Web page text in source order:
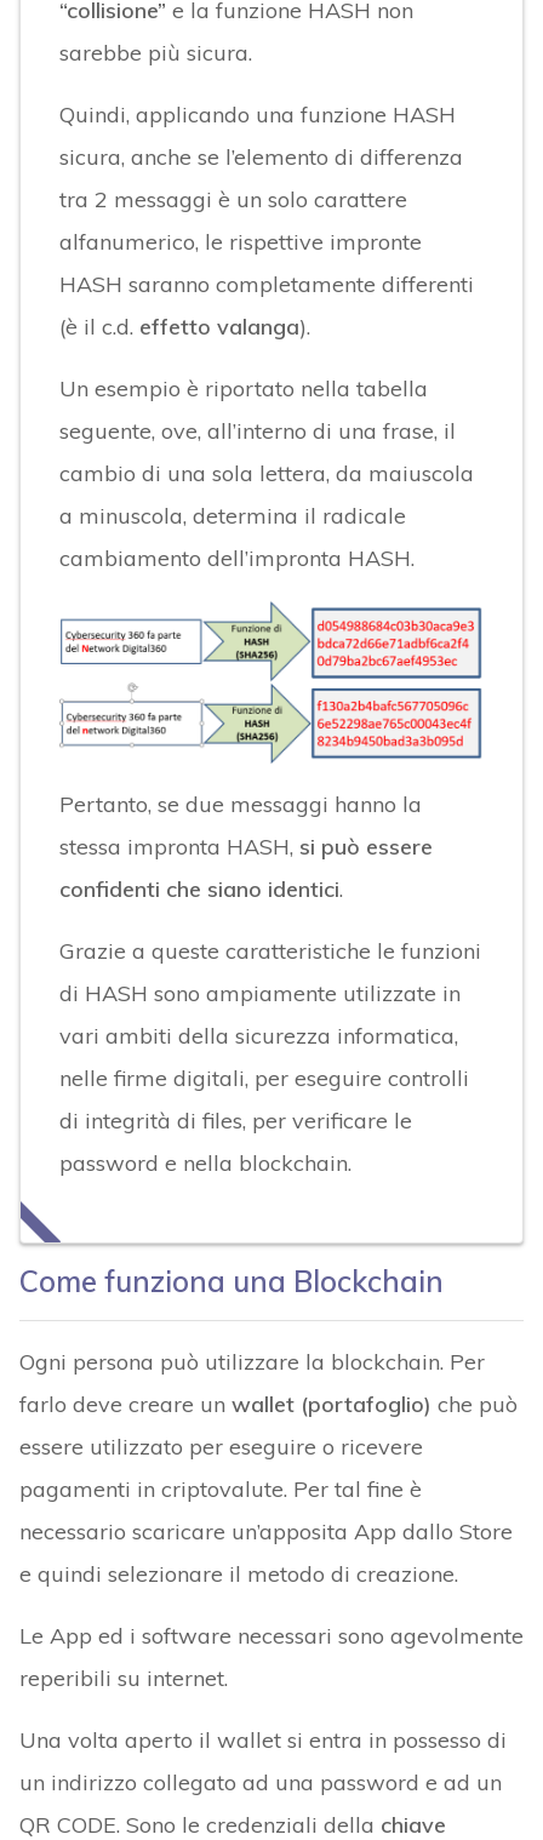
“collisione” e la funzione HASH non
sarebbe più sicura.
Quindi, applicando una funzione HASH
sicura, anche se l’elemento di differenza
tra 2 messaggi è un solo carattere
alfanumerico, le rispettive impronte
HASH saranno completamente differenti
(è il c.d. effetto valanga).
Un esempio è riportato nella tabella
seguente, ove, all’interno di una frase, il
cambio di una sola lettera, da maiuscola
a minuscola, determina il radicale
cambiamento dell’impronta HASH.
Pertanto, se due messaggi hanno la
stessa impronta HASH, si può essere
confidenti che siano identici.
Grazie a queste caratteristiche le funzioni
di HASH sono ampiamente utilizzate in
vari ambiti della sicurezza informatica,
nelle firme digitali, per eseguire controlli
di integrità di files, per verificare le
password e nella blockchain.
Come funziona una Blockchain
Ogni persona può utilizzare la blockchain. Per
farlo deve creare un wallet (portafoglio) che può
essere utilizzato per eseguire o ricevere
pagamenti in criptovalute. Per tal fine è
necessario scaricare un’apposita App dallo Store
e quindi selezionare il metodo di creazione.
Le App ed i software necessari sono agevolmente
reperibili su internet.
Una volta aperto il wallet si entra in possesso di
un indirizzo collegato ad una password e ad un
QR CODE. Sono le credenziali della chiave